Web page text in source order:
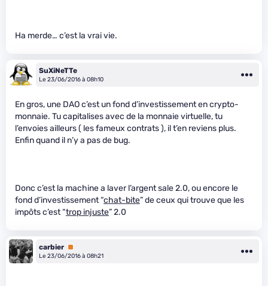
Ha merde… c’est la vrai vie.
SuXiNeTTe
Le 23/06/2016 à 08h10
En gros, une DAO c’est un fond d’investissement en crypto-
monnaie. Tu capitalises avec de la monnaie virtuelle, tu
l’envoies ailleurs ( les fameux contrats ), il t’en reviens plus.
Enfin quand il n’y a pas de bug.
Donc c’est la machine a laver l’argent sale 2.0, ou encore le
fond d’investissement “chat-bite” de ceux qui trouve que les
impôts c’est “trop injuste” 2.0
carbier Premium
Le 23/06/2016 à 08h21